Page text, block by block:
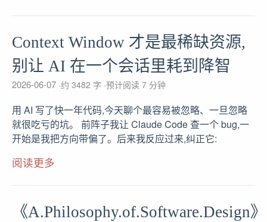
Context Window 才是最稀缺资源,
别让 AI 在一个会话里耗到降智
2026-06-07 约 3482 字 预计阅读 7 分钟
用 AI 写了快一年代码,今天聊个最容易被忽略、一旦忽略
就很吃亏的坑。 前阵子我让 Claude Code 查一个 bug,一
开始是我把方向带偏了。后来我反应过来,纠正它:
阅读更多
《A.Philosophy.of.Software.Design》